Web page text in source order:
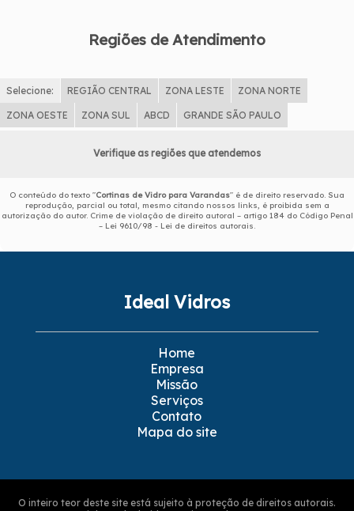
Regiões de Atendimento
Selecione: REGIÃO CENTRAL ZONA LESTE ZONA NORTE
ZONA OESTE ZONA SUL ABCD GRANDE SÃO PAULO
Verifique as regiões que atendemos
O conteúdo do texto "Cortinas de Vidro para Varandas" é de direito reservado. Sua
reprodução, parcial ou total, mesmo citando nossos links, é proibida sem a
autorização do autor. Crime de violação de direito autoral – artigo 184 do Código Penal
– Lei 9610/98 - Lei de direitos autorais.
Ideal Vidros
Home
Empresa
Missão
Serviços
Contato
Mapa do site
O inteiro teor deste site está sujeito à proteção de direitos autorais.